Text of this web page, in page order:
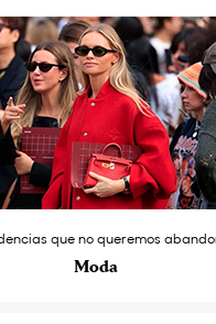
que no queremos
Moda